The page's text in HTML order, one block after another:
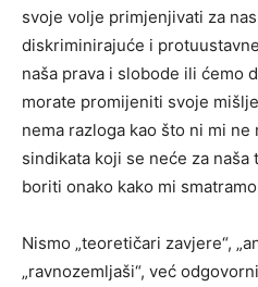
svoje volje primjenjivati za
diskriminirajuće i
naša prava i slobode ili ćemo
morate promijeniti svoje
nema razloga kao što ni mi
sindikata koji se neće za
boriti onako kako mi
Nismo „teoretičari zavjere“,
„ravnozemljaši“, već